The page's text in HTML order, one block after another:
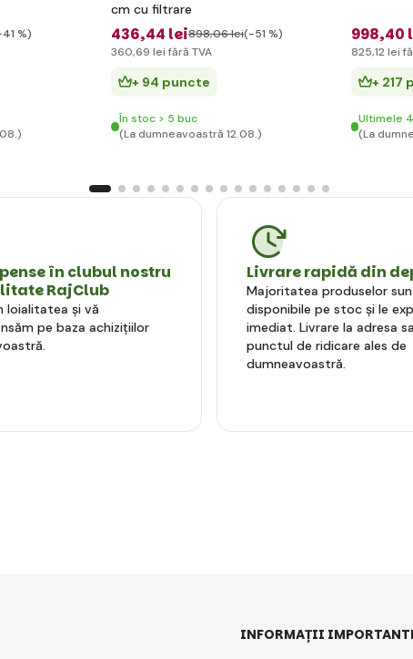
%)
cm cu filtrare
436,44 lei898,06 lei(-51 %)
360,69 lei fără TVA
+ 94 puncte
În stoc > 5 buc
(La dumneavoastră 12.08.)
998,40
825,12 lei
+ 217
Ultimele
(La
în clubul nostru
RajClub
loialitatea și vă
pe baza achizițiilor
Livrare rapidă din
Majoritatea produselor
disponibile pe stoc și le
imediat. Livrare la adresa
punctul de ridicare ales de
dumneavoastră.
INFORMAȚII